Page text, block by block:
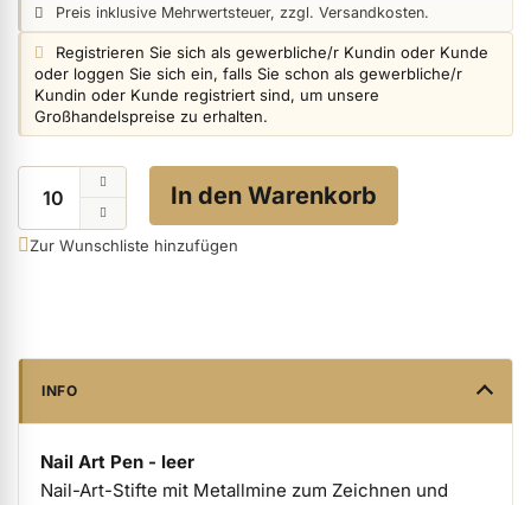
Skintrix anzeigen
Hand- & Körperpflege anzeigen
Füße & Zehenringe anzeigen
Kundenpräsente anzeigen
Preisangabe:
Preis inklusive Mehrwertsteuer, zzgl. Versandkosten.
Login info:
Registrieren Sie sich als gewerbliche/r Kundin oder Kunde
oder loggen Sie sich ein, falls Sie schon als gewerbliche/r
Kundin oder Kunde registriert sind, um unsere
Großhandelspreise zu erhalten.
In den Warenkorb
Zur Wunschliste hinzufügen
INFO
Nail Art Pen - leer
Nail-Art-Stifte mit Metallmine zum Zeichnen und